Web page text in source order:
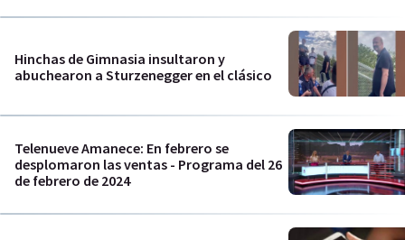
Hinchas de Gimnasia insultaron y
abuchearon a Sturzenegger en el clásico
Telenueve Amanece: En febrero se
desplomaron las ventas - Programa del 26
de febrero de 2024